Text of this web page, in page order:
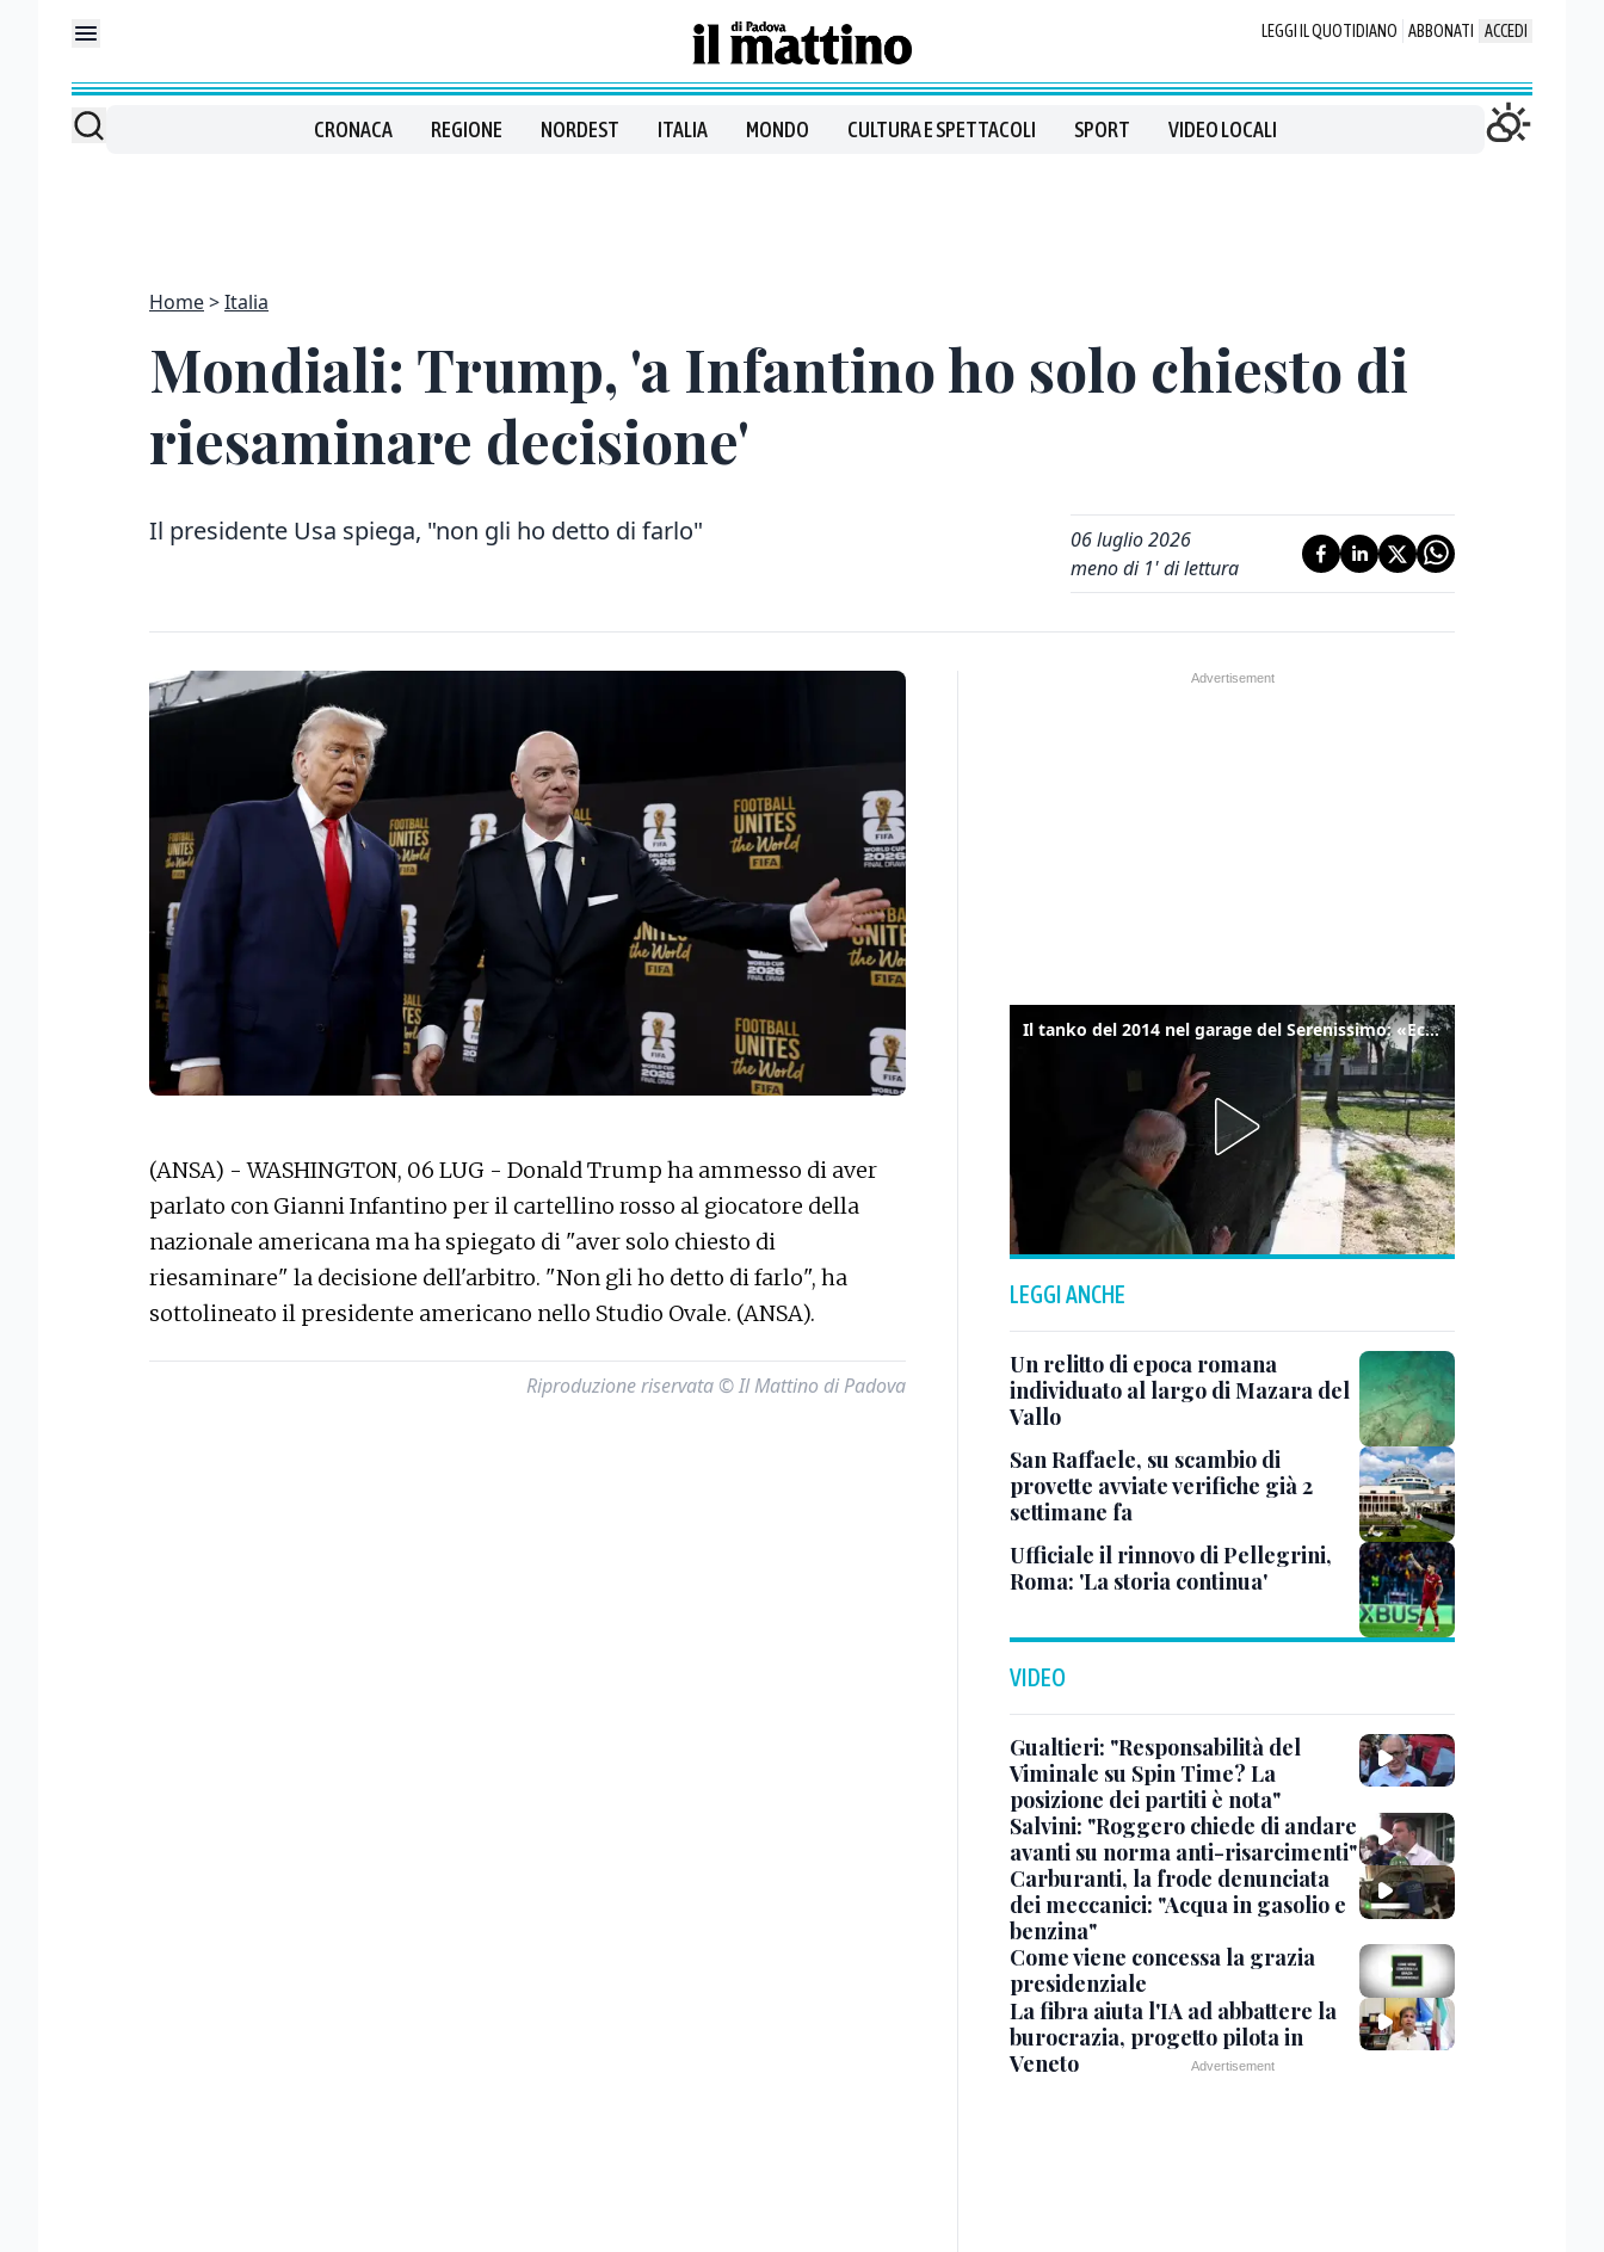
LEGGI IL QUOTIDIANO ABBONATI ACCEDI
CRONACA REGIONE NORDEST ITALIA MONDO CULTURA E SPETTACOLI SPORT VIDEO LOCALI
Home Italia
Mondiali: Trump, 'a Infantino ho solo chiesto di
riesaminare decisione'
Il presidente Usa spiega, "non gli ho detto di farlo"
06 luglio 2026
meno di 1' di lettura
(ANSA) - WASHINGTON, 06 LUG - Donald Trump ha ammesso di aver
parlato con Gianni Infantino per il cartellino rosso al giocatore della
nazionale americana ma ha spiegato di "aver solo chiesto di
riesaminare" la decisione dell'arbitro. "Non gli ho detto di farlo", ha
sottolineato il presidente americano nello Studio Ovale. (ANSA).
Riproduzione riservata © Il Mattino di Padova
Il tanko del 2014 nel garage del Serenissimo: «Ecco come potevamo resistere per qualche giornata»
LEGGI ANCHE
Un relitto di epoca romana
individuato al largo di Mazara del
Vallo
San Raffaele, su scambio di
provette avviate verifiche già 2
settimane fa
Ufficiale il rinnovo di Pellegrini,
Roma: 'La storia continua'
VIDEO
Gualtieri: "Responsabilità del
Viminale su Spin Time? La
posizione dei partiti è nota"
Salvini: "Roggero chiede di andare
avanti su norma anti-risarcimenti"
Carburanti, la frode denunciata
dei meccanici: "Acqua in gasolio e
benzina"
Come viene concessa la grazia
presidenziale
La fibra aiuta l'IA ad abbattere la
burocrazia, progetto pilota in
Veneto